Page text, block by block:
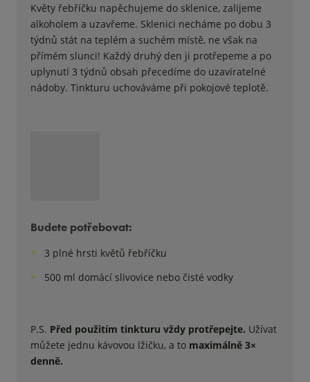
Květy řebříčku napěchujeme do sklenice, zalijeme
alkoholem a uzavřeme. Sklenici necháme po dobu 3
týdnů stát na teplém a suchém místě, ne však na
přímém slunci! Každý druhý den ji protřepeme a po
uplynutí 3 týdnů obsah přecedíme do uzavíratelné
nádoby. Tinkturu uchováváme při pokojové teplotě.
Budete potřebovat:
3 plné hrsti květů řebříčku
500 ml domácí slivovice nebo čisté vodky
P.S. Před použitím tinkturu vždy protřepejte. Užívat
můžete jednu kávovou lžičku, a to maximálně 3×
denně.